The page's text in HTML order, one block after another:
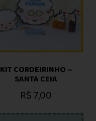
KIT CORDEIRINHO –
SANTA CEIA
R$7,00